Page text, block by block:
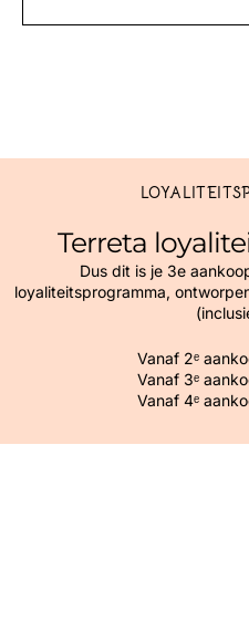
Terreta
Dus dit is je 3e
loyaliteitsprogramma,
Vanaf 2ᵉ
Vanaf 3ᵉ
Vanaf 4ᵉ